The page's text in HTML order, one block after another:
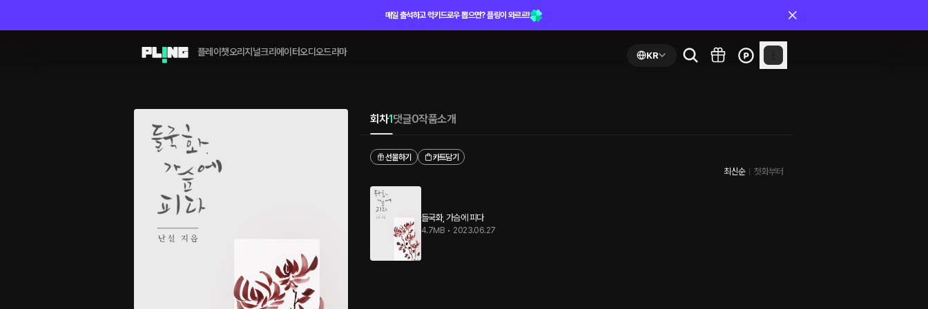
매일 출석하고 럭키드로우 뽑으면? 플링이 와르르!
플레이챗오리지널크리에이터오디오드라마 KR
회차1댓글0작품소개
선물하기 카트담기
최신순 첫화부터
들국화, 가슴에 피다
4.7MB • 2023.06.27